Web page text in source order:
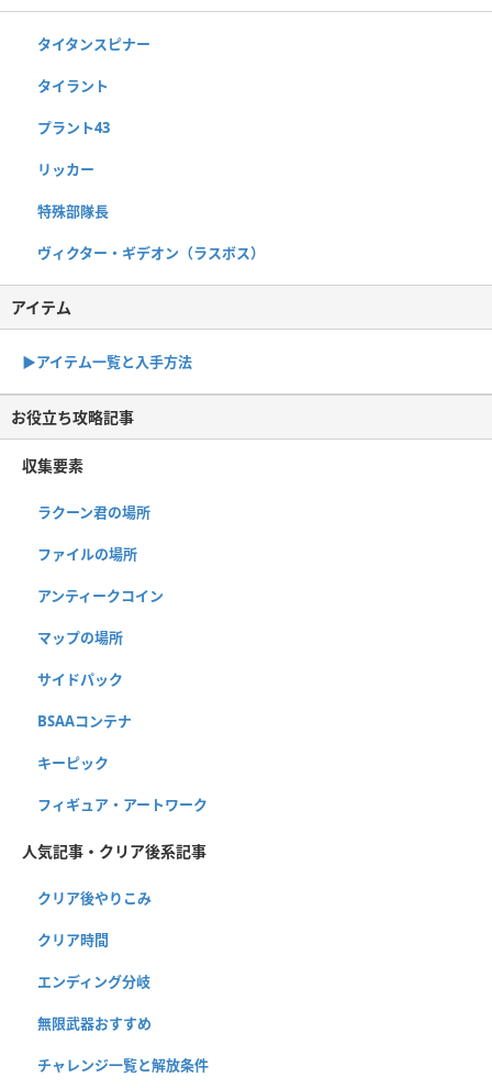
タイタンスピナー
タイラント
プラント43
リッカー
特殊部隊長
ヴィクター・ギデオン（ラスボス）
アイテム
▶︎アイテム一覧と入手方法
お役立ち攻略記事
収集要素
ラクーン君の場所
ファイルの場所
アンティークコイン
マップの場所
サイドパック
BSAAコンテナ
キーピック
フィギュア・アートワーク
人気記事・クリア後系記事
クリア後やりこみ
クリア時間
エンディング分岐
無限武器おすすめ
チャレンジ一覧と解放条件